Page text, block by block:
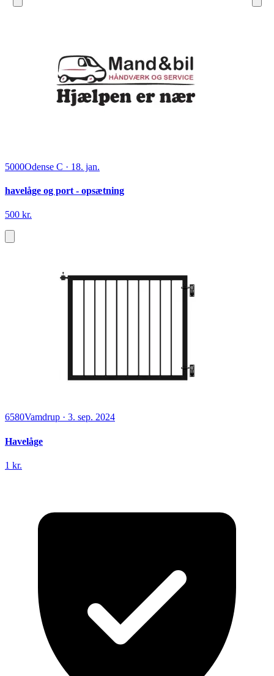
5000Odense C · 18. jan.
havelåge og port - opsætning
500 kr.
6580Vamdrup · 3. sep. 2024
Havelåge
1 kr.